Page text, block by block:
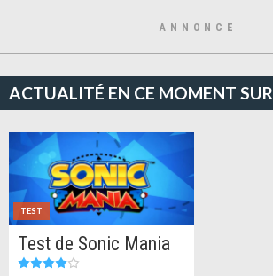
ANNONCE
ACTUALITÉ EN CE MOMENT SUR
TEST
Test de Sonic Mania